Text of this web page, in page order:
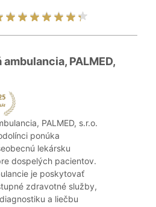
PALMED,
PALMED, s.r.o.
ponúka
lekársku
dospelých pacientov.
je poskytovať
zdravotné služby,
a liečbu